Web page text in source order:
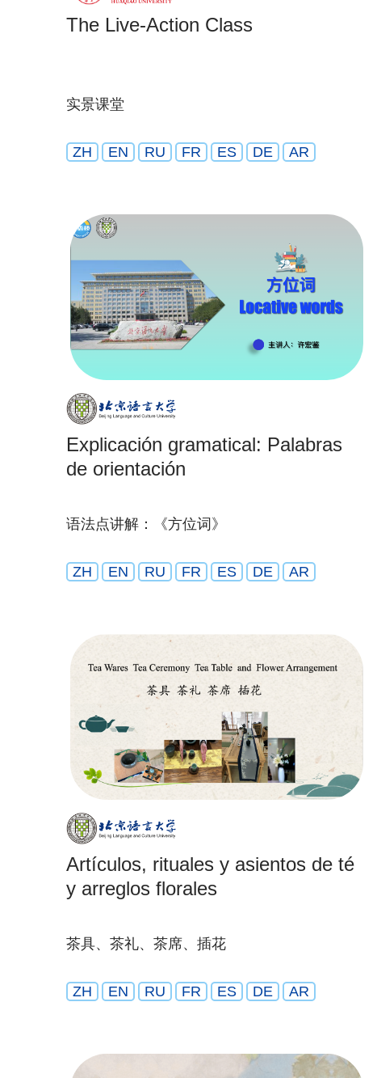
The Live-Action Class
实景课堂
ZH EN RU FR ES DE AR
Explicación gramatical: Palabras
de orientación
语法点讲解：《方位词》
ZH EN RU FR ES DE AR
Artículos, rituales y asientos de té
y arreglos florales
茶具、茶礼、茶席、插花
ZH EN RU FR ES DE AR